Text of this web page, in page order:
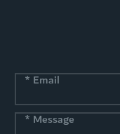
Email
*
Message
*